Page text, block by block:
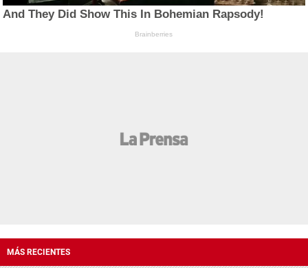
And They Did Show This In Bohemian Rapsody!
Brainberries
MÁS RECIENTES